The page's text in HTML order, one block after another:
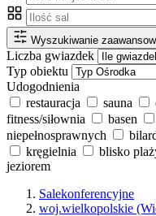
Wyszukiwanie
Liczba gwiazdek
Typ obiektu
Udogodnienia
restauracja
sauna
fitness/siłownia
basen
niepełnosprawnych
kręgielnia
blisko
jeziorem
Salekonferencyjne
woj.wielkopolskie